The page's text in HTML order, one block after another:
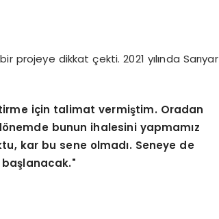
dikkat çekti. 2021 yılında Sarıyar
için talimat vermiştim. Oradan
bunun ihalesini yapmamız
kar bu sene olmadı. Seneye de
başlanacak."